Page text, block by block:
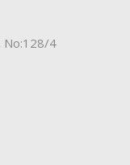
No:128/4